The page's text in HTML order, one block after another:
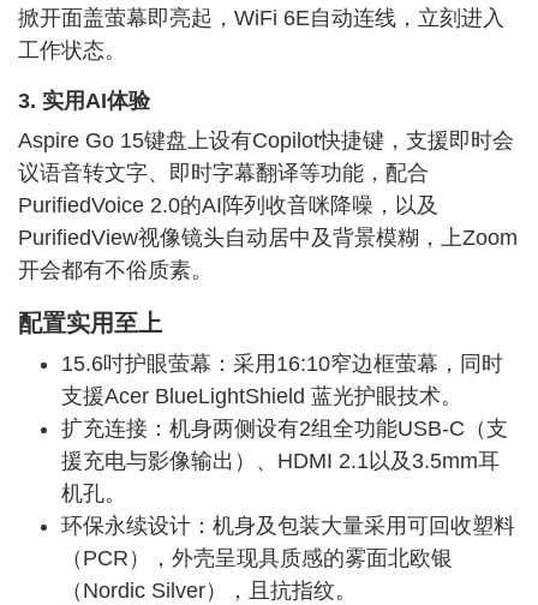
掀开面盖萤幕即亮起，WiFi 6E自动连线，立刻进入
工作状态。
3. 实用AI体验
Aspire Go 15键盘上设有Copilot快捷键，支援即时会
议语音转文字、即时字幕翻译等功能，配合
PurifiedVoice 2.0的AI阵列收音咪降噪，以及
PurifiedView视像镜头自动居中及背景模糊，上Zoom
开会都有不俗质素。
配置实用至上
15.6吋护眼萤幕：采用16:10窄边框萤幕，同时
支援Acer BlueLightShield 蓝光护眼技术。
扩充连接：机身两侧设有2组全功能USB-C（支
援充电与影像输出）、HDMI 2.1以及 3.5mm耳
机孔。
环保永续设计：机身及包装大量采用可回收塑料
（PCR），外壳呈现具质感的雾面北欧银
（Nordic Silver），且抗指纹。